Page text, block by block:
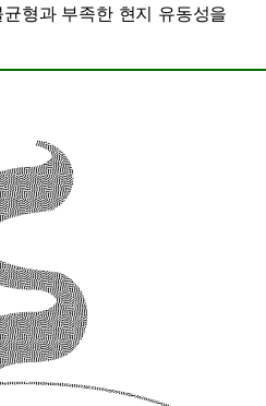
형과 부족한 현지 유동성을